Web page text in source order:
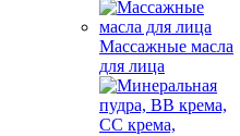
Массажные масла
для лица